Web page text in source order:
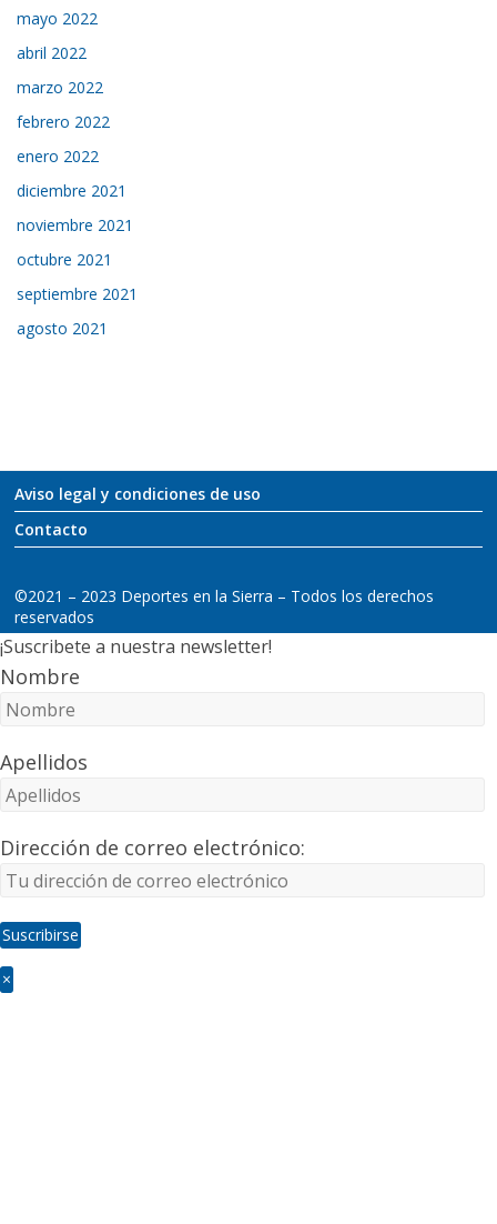
mayo 2022
abril 2022
marzo 2022
febrero 2022
enero 2022
diciembre 2021
noviembre 2021
octubre 2021
septiembre 2021
agosto 2021
Aviso legal y condiciones de uso
Contacto
©2021 – 2023 Deportes en la Sierra – Todos los derechos
reservados
¡Suscribete a nuestra newsletter!
Nombre
Apellidos
Dirección de correo electrónico:
×